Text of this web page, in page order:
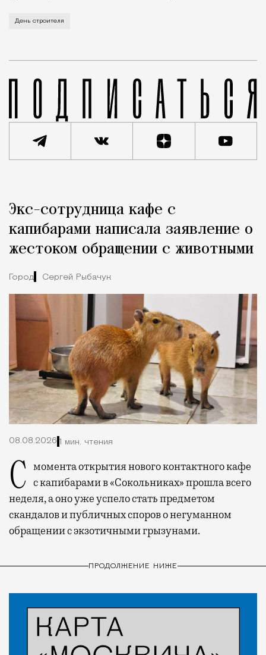
В этом году профессиональный праздник День
День строителя
Город
Экс-сотрудница кафе с
капибарами написала заявление о
жестоком обращении с животными
Город Сергей Рыбачук
08.08.2026 1 мин. чтения
С момента открытия нового контактного кафе с капибарами в «Сокольниках» прошла всего
неделя, а оно уже успело стать предметом
скандалов и публичных споров о негуманном
обращении с экзотичными грызунами.
ПРОДОЛЖЕНИЕ НИЖЕ